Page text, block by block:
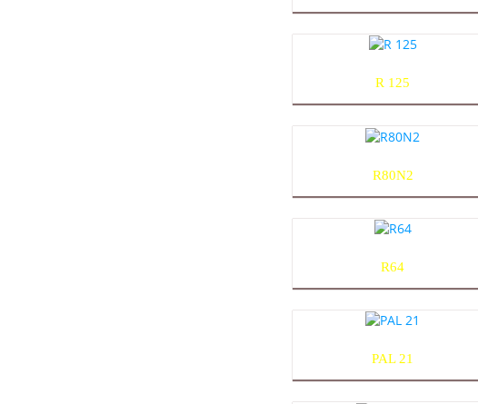
R 125
R80N2
R64
PAL 21